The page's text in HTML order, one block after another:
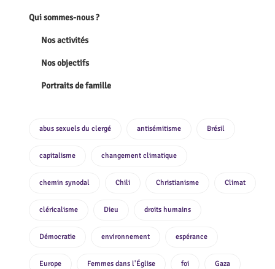
Qui sommes-nous ?
Nos activités
Nos objectifs
Portraits de famille
abus sexuels du clergé antisémitisme Brésil
capitalisme changement climatique
chemin synodal Chili Christianisme Climat
cléricalisme Dieu droits humains
Démocratie environnement espérance
Europe Femmes dans l'Église foi Gaza